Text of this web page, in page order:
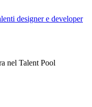
designer e developer
nel Talent Pool